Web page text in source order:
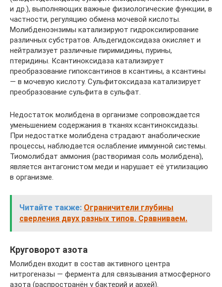
и др.), выполняющих важные физиологические функции, в
частности, регуляцию обмена мочевой кислоты.
Молибденоэнзимы катализируют гидроксилирование
различных субстратов. Альдегидоксидаза окисляет и
нейтрализует различные пиримидины, пурины,
птеридины. Ксантиноксидаза катализирует
преобразование гипоксантинов в ксантины, а ксантины
— в мочевую кислоту. Сульфитоксидаза катализирует
преобразование сульфита в сульфат.
Недостаток молибдена в организме сопровождается
уменьшением содержания в тканях ксантиноксидазы.
При недостатке молибдена страдают анаболические
процессы, наблюдается ослабление иммунной системы.
Тиомолибдат аммония (растворимая соль молибдена),
является антагонистом меди и нарушает её утилизацию
в организме.
Читайте также: Ограничители глубины
сверления двух разных типов. Сравниваем.
Круговорот азота
Молибден входит в состав активного центра
нитрогеназы — фермента для связывания атмосферного
азота (распространён у бактерий и архей).